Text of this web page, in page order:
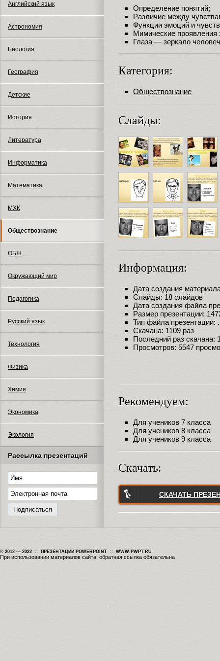
Английский язык
Астрономия
Биология
География
Детские
История
Литература
Информатика
Математика
МХК
Обществознание
ОБЖ
Окружающий мир
Педагогика
Русский язык
Технология
Физика
Химия
Экономика
Экология
Рассылка презентаций
Определение понятий;
Различие между
Функции эмоций и
Мимические проявления
Глаза — зеркало
Категория:
Обществознание
Слайды:
Информация:
Дата создания
Слайды: 18 слайдов
Дата создания файла
Размер презентации:
Тип файла презентации:
Скачана: 1109 раз
Последний раз скачана:
Просмотров: 5547
Рекомендуем:
Для учеников 7 класса
Для учеников 8 класса
Для учеников 9 класса
Скачать:
СКАЧАТЬ
© 2012 — 2022 :: ПРЕЗЕНТАЦИИ POWERPOINT :: WWW.PWPT.RU
При использовании материалов сайта, обратная ссылка обязательна